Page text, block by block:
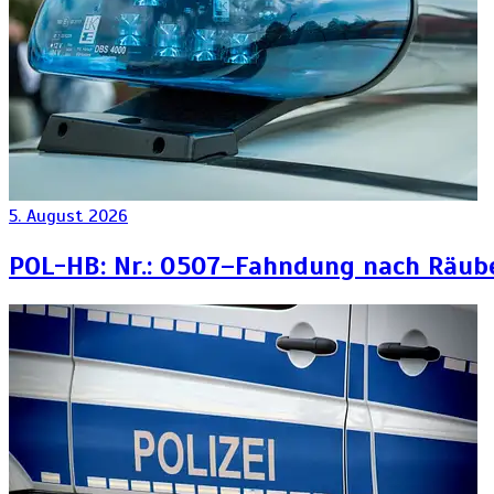
5. August 2026
POL-HB: Nr.: 0507–Fahndung nach